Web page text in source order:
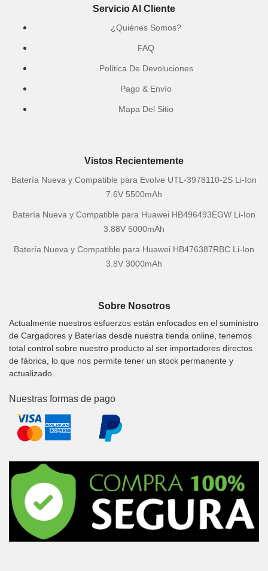
Servicio Al Cliente
¿Quiénes Somos?
FAQ
Política De Devoluciones
Pago & Envío
Mapa Del Sitio
Vistos Recientemente
Batería Nueva y Compatible para Evolve UTL-3978110-2S Li-Ion
7.6V 5500mAh
Batería Nueva y Compatible para Huawei HB496493EGW Li-Ion
3.88V 5000mAh
Batería Nueva y Compatible para Huawei HB476387RBC Li-Ion
3.8V 3000mAh
Sobre Nosotros
Actualmente nuestros esfuerzos están enfocados en el suministro
de Cargadores y Baterías desde nuestra tienda online, tenemos
total control sobre nuestro producto al ser importadores directos
de fábrica, lo que nos permite tener un stock permanente y
actualizado.
Nuestras formas de pago